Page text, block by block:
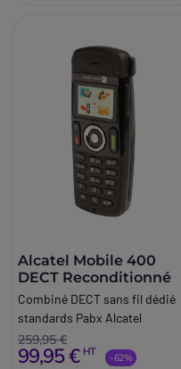
Alcatel Mobile 400
DECT Reconditionné
Combiné DECT sans fil dédié
standards Pabx Alcatel
259,95 €
99,95 € HT -62%